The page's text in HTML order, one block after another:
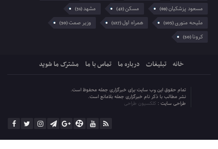
مسعود پزشکیان(69) مسکن(42) مشهد(31)
ملیحه منوری(105) همراه اول(127) وزیر صمت(30)
کرونا(50)
خانه تبلیغات درباره ما تماس با ما مشترک ما شوید
تمام حقوق این وب سایت برای خبرگزاری جمله محفوظ است.
نشر مطالب با ذکر نام خبرگزاری جمله بلامانع است.
طراحی سایت : کلکسیون طراحی